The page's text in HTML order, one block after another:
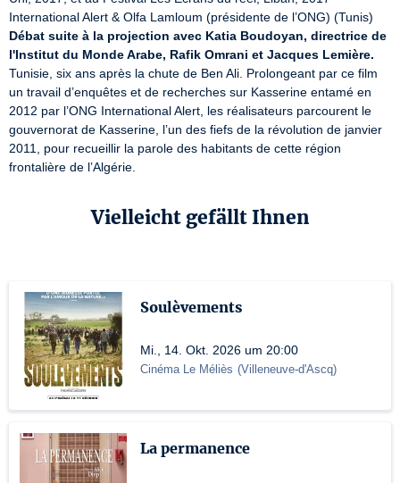
Débat suite à la projection avec Katia Boudoyan, directrice de
l'Institut du Monde Arabe, Rafik Omrani et Jacques Lemière.
Tunisie, six ans après la chute de Ben Ali. Prolongeant par ce film
un travail d’enquêtes et de recherches sur Kasserine entamé en
2012 par l’ONG International Alert, les réalisateurs parcourent le
gouvernorat de Kasserine, l’un des fiefs de la révolution de janvier
2011, pour recueillir la parole des habitants de cette région
frontalière de l’Algérie.
Vielleicht gefällt Ihnen
Soulèvements
Mi., 14. Okt. 2026 um 20:00
Cinéma Le Méliès (Villeneuve-d'Ascq)
La permanence